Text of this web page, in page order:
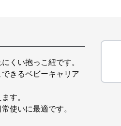
くい抱っこ紐です。
きるベビーキャリア
す。
使いに最適です。